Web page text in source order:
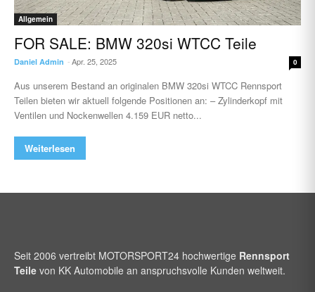
Allgemein
FOR SALE: BMW 320si WTCC Teile
Daniel Admin - Apr. 25, 2025 0
Aus unserem Bestand an originalen BMW 320si WTCC Rennsport
Teilen bieten wir aktuell folgende Positionen an: – Zylinderkopf mit
Ventilen und Nockenwellen 4.159 EUR netto...
Weiterlesen
Seit 2006 vertreibt MOTORSPORT24 hochwertige Rennsport
Teile von KK Automobile an anspruchsvolle Kunden weltweit.